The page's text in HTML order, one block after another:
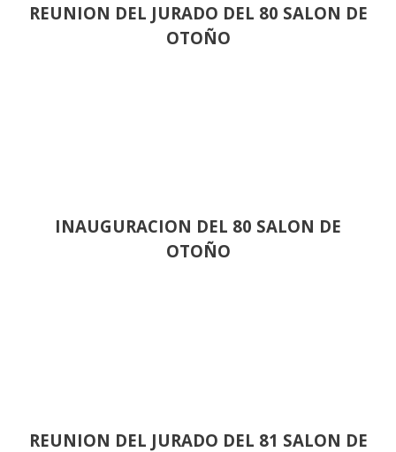
REUNION DEL JURADO DEL 80 SALON DE
OTOÑO
INAUGURACION DEL 80 SALON DE
OTOÑO
REUNION DEL JURADO DEL 81 SALON DE